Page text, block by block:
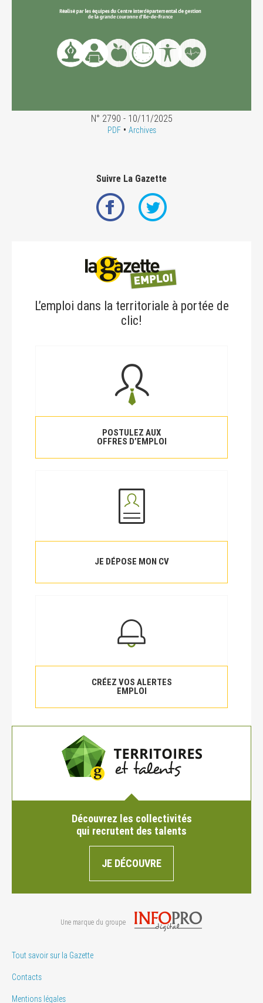
N° 2790 - 10/11/2025
PDF• Archives
Suivre La Gazette
L’emploi dans la territoriale à portée de
clic!
POSTULEZ AUX
OFFRES D’EMPLOI
JE DÉPOSE MON CV
CRÉEZ VOS ALERTES
EMPLOI
Découvrez les collectivités
qui recrutent des talents
JE DÉCOUVRE
Une marque du groupe
Tout savoir sur la Gazette
Contacts
Mentions légales